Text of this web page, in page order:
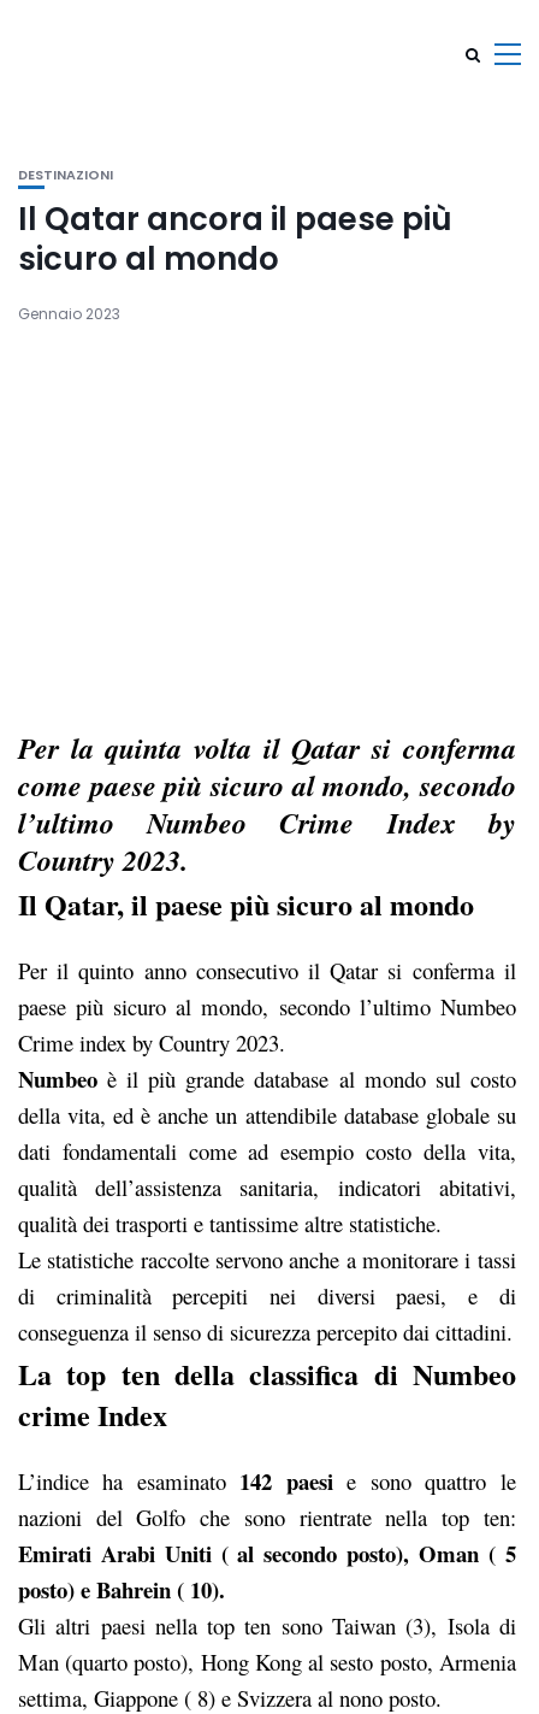
DESTINAZIONI
Il Qatar ancora il paese più
sicuro al mondo
Gennaio 2023
Per la quinta volta il Qatar si conferma
come paese più sicuro al mondo, secondo
l’ultimo Numbeo Crime Index by
Country 2023.
Il Qatar, il paese più sicuro al mondo
Per il quinto anno consecutivo ilQatar si conferma il
paese più sicuro al mondo, secondo l’ultimo Numbeo
Crime index by Country 2023.
Numbeo è il più grande database al mondo sul costo
della vita, ed è anche un attendibile database globale su
dati fondamentali come ad esempio costo della vita,
qualità dell’assistenza sanitaria, indicatori abitativi,
qualità dei trasporti e tantissime altre statistiche.
Le statistiche raccolte servono anche a monitorare i tassi
di criminalità percepiti nei diversi paesi, e di
conseguenza il senso di sicurezza percepito dai cittadini.
La top ten della classifica di Numbeo
crime Index
L’indice ha esaminato142 paesie sono quattro le
nazioni del Golfo che sono rientrate nella top ten:
Emirati Arabi Uniti ( al secondo posto), Oman ( 5
posto) e Bahrein ( 10).
Gli altri paesi nella top ten sono Taiwan (3), Isola di
Man (quarto posto), Hong Kong al sesto posto, Armenia
settima, Giappone ( 8) e Svizzera al nono posto.